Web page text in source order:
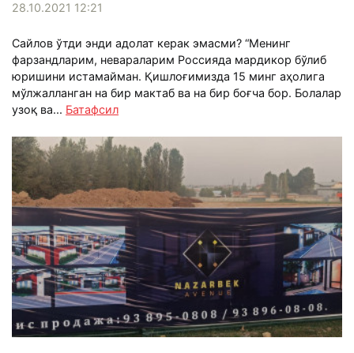
28.10.2021 12:21
Сайлов ўтди энди адолат керак эмасми? “Менинг
фарзандларим, невараларим Россияда мардикор бўлиб
юришини истамайман. Қишлоғимизда 15 минг аҳолига
мўлжалланган на бир мактаб ва на бир боғча бор. Болалар
узоқ ва... Батафсил